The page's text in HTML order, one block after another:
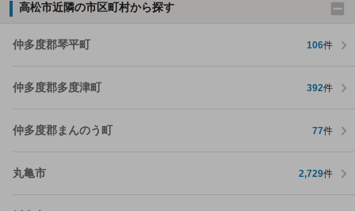
高松市近隣の市区町村から探す
仲多度郡琴平町 106件
仲多度郡多度津町 392件
仲多度郡まんのう町 77件
丸亀市 2,729件